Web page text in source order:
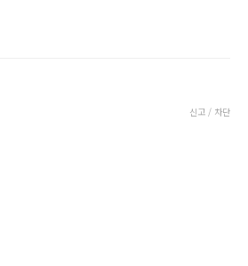
신고 / 차단